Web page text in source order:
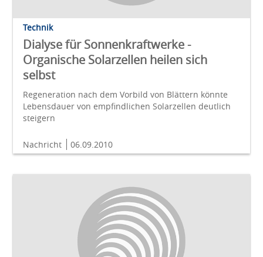
Technik
Dialyse für Sonnenkraftwerke -
Organische Solarzellen heilen sich
selbst
Regeneration nach dem Vorbild von Blättern könnte
Lebensdauer von empfindlichen Solarzellen deutlich
steigern
Nachricht 06.09.2010